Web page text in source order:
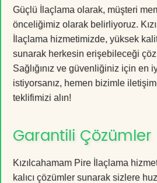
Güçlü İlaçlama olarak, müşteri
önceliğimiz olarak belirliyoruz.
İlaçlama hizmetimizde, yüksek
sunarak herkesin erişebileceği
Sağlığınız ve güvenliğiniz için en
istiyorsanız, hemen bizimle
teklifimizi alın!
Garantili Çözümler
Kızılcahamam Pire İlaçlama
kalıcı çözümler sunarak sizlere